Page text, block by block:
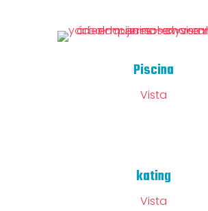
Piscina
Vista
kating
Vista